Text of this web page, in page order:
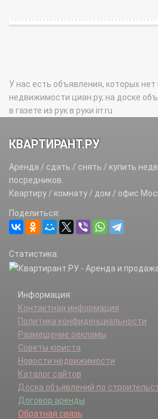
У нас есть объявления, которых нет
недвижимости циан.ру, на доске
в газете из рук в руки irr.ru
КВАРТИРАНТ.РУ
Аренда / сдать / снять / купить
посредников.
Квартиру / комнату / дом / офис
Поделиться:
Статистика:
Информация:
Контактная информация
Политика конфиденциальности
Размещение рекламы
Советы юриста
Новости недвижимости
Каталог сайтов
Доска объявлений по
Договор аренды
Обратная связь